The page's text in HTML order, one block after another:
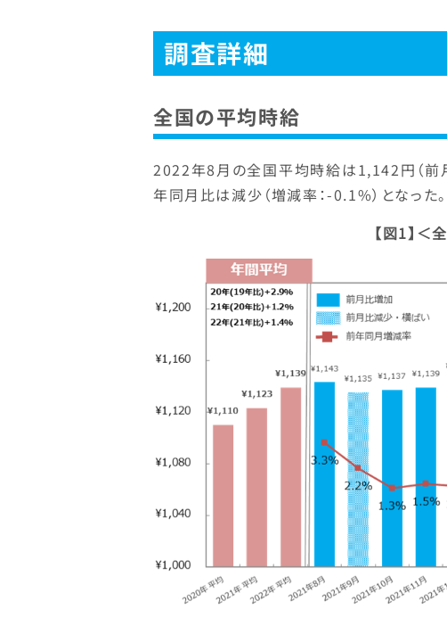
調査詳細
全国の平均時給
2022年8月の全国平均時給は1,142円（前
年同月比は減少（増減率：-0.1%）となった。
【図1】＜